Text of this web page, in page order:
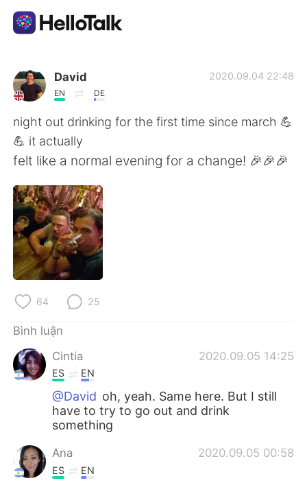
AI Grammar Checker
Tiếng Việt
English
繁體中文
العربية
Deutsch
한국어
ไทย
Italiano Türkçe
Português
David
EN DE
2020.09.04 22:48
night out drinking for the first time since march 💪
💪 it actually
felt like a normal evening for a change! 🎉🎉🎉
64 25
Bình luận
Cintia
2020.09.05 14:25
ES EN
@David oh, yeah. Same here. But I still
have to try to go out and drink
something
Ana 2020.09.05 00:58
ES EN